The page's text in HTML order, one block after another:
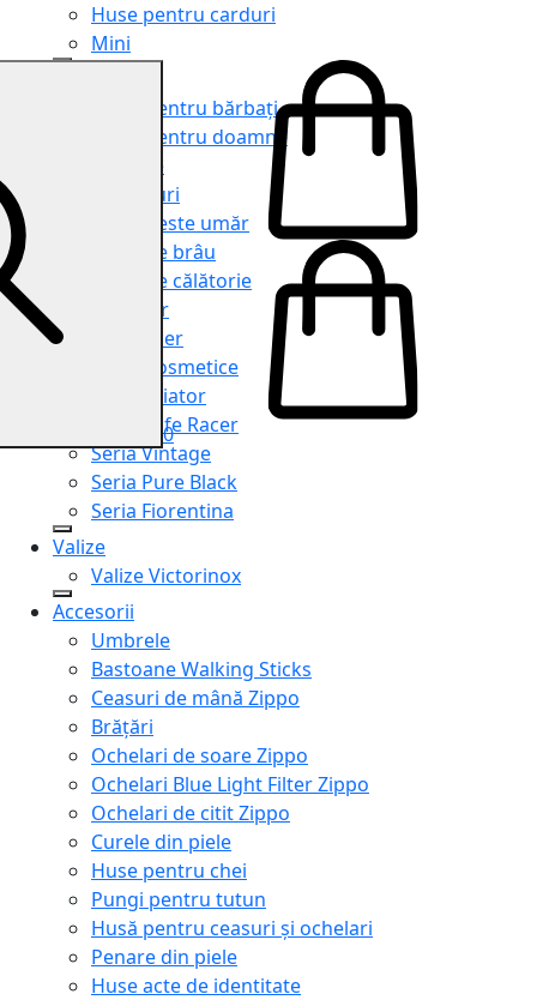
Huse pentru carduri
Mini
Genți pentru bărbați
Genți pentru doamne
Serviete
Rucsacuri
Genți peste umăr
Genți de brâu
Genți de călătorie
Shopper
Organiser
Truse cosmetice
Seria Aviator
Seria Cafe Racer
Seria Vintage
Seria Pure Black
Seria Fiorentina
Valize
Valize Victorinox
Accesorii
Umbrele
Bastoane Walking Sticks
Ceasuri de mână Zippo
Brățări
Ochelari de soare Zippo
Ochelari Blue Light Filter Zippo
Ochelari de citit Zippo
Curele din piele
Huse pentru chei
Pungi pentru tutun
Husă pentru ceasuri și ochelari
Penare din piele
Huse acte de identitate
0